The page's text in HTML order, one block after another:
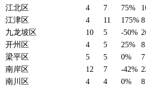
江北区
4 7 75%
江津区
4 11 175% 8
九龙坡区
10 5 -50%
开州区
4 5 25% 8
梁平区
5 5 0% 7
南岸区
12 7 -42%
南川区
4 4 0% 8